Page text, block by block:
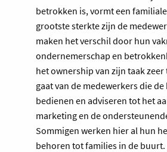
betrokken is, vormt een
grootste sterkte zijn de
maken het verschil door hun
ondernemerschap en
het ownership van zijn taak zeer
gaat van de medewerkers die
bedienen en adviseren tot het
marketing en de
Sommigen werken hier al hun
behoren tot families in de buurt.